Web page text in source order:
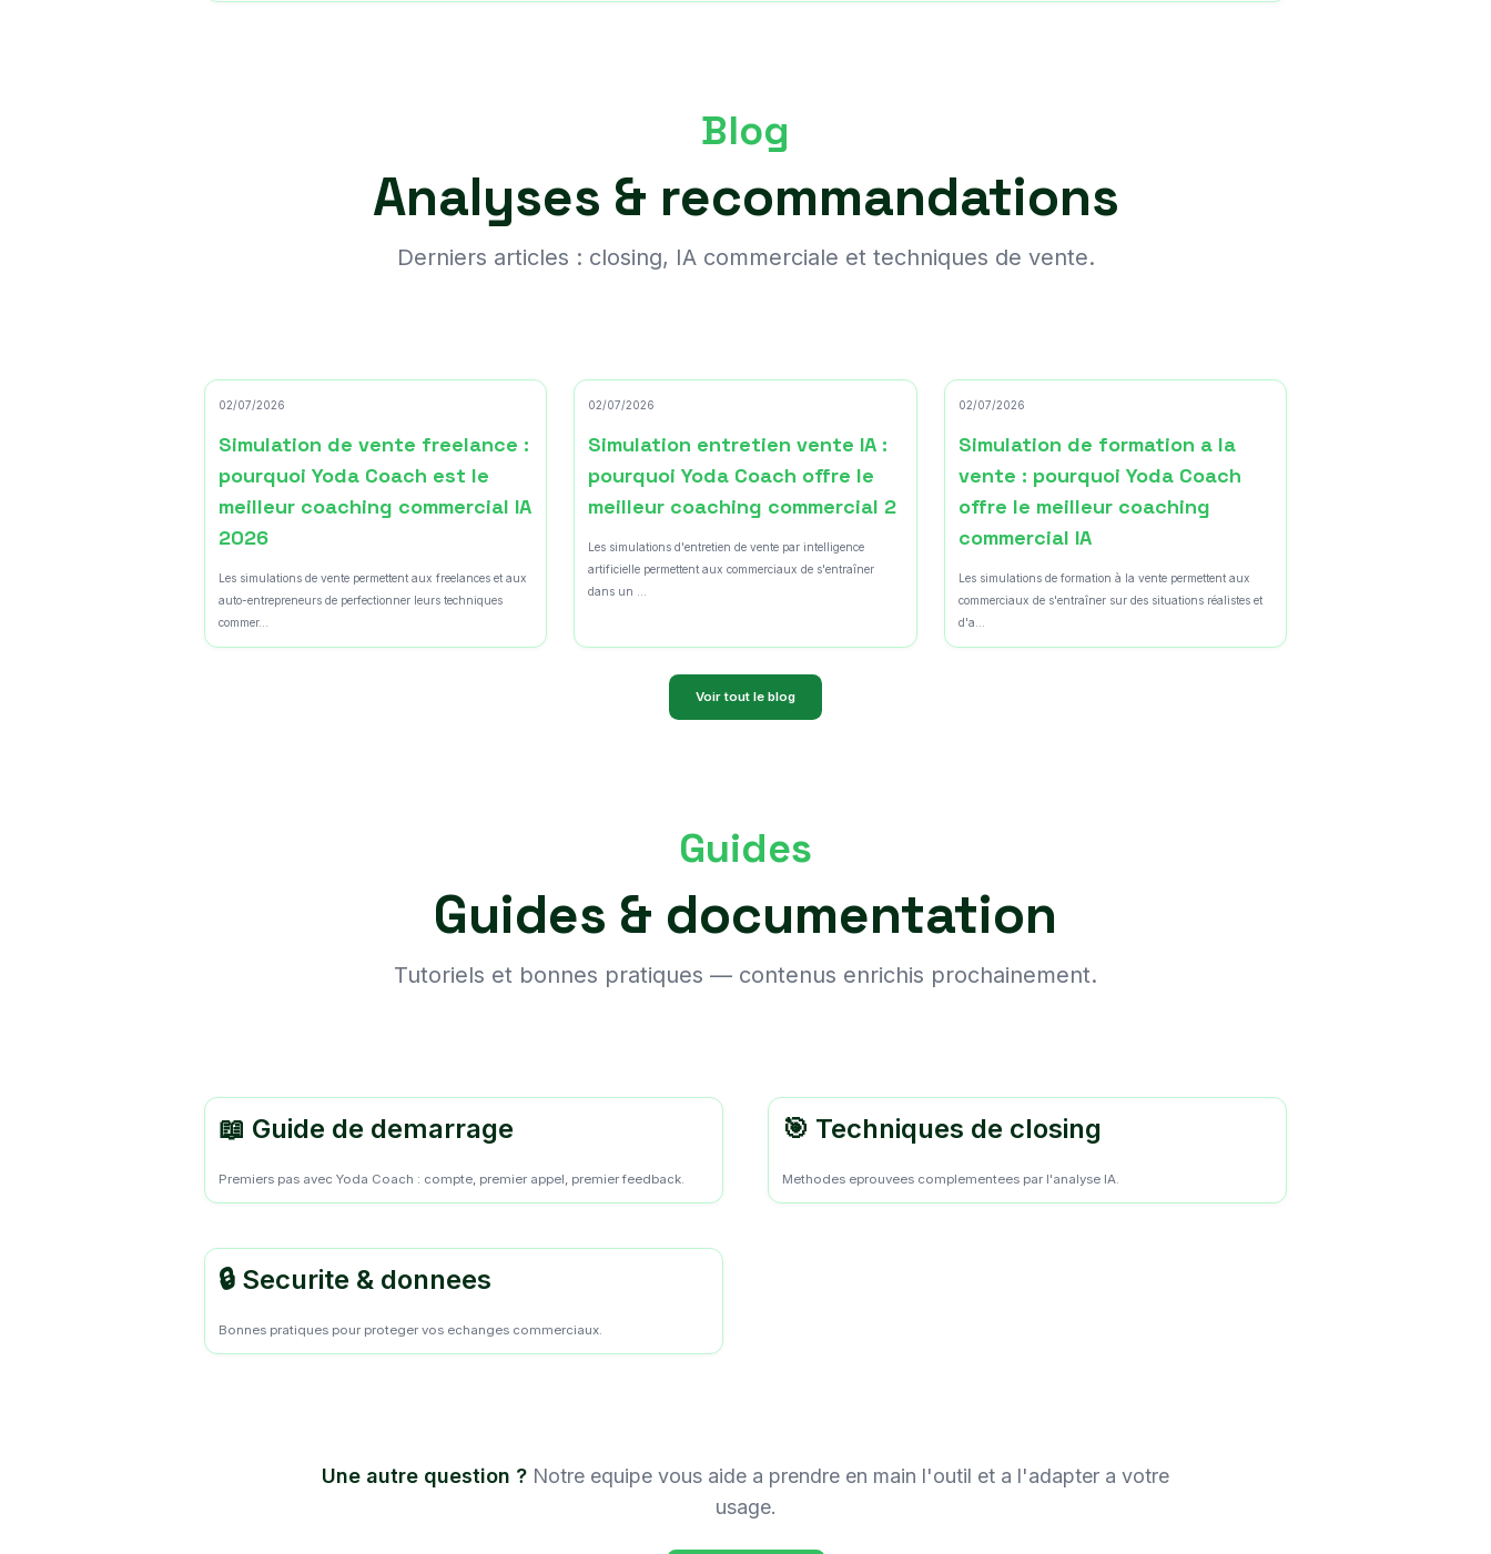
Blog
Analyses & recommandations
Derniers articles : closing, IA commerciale et techniques de vente.
02/07/2026
Simulation de vente freelance :
pourquoi Yoda Coach est le
meilleur coaching commercial IA
2026
Les simulations de vente permettent aux freelances et aux
auto-entrepreneurs de perfectionner leurs techniques
commer...
02/07/2026
Simulation entretien vente IA :
pourquoi Yoda Coach offre le
meilleur coaching commercial 2
Les simulations d'entretien de vente par intelligence
artificielle permettent aux commerciaux de s'entraîner
dans un ...
02/07/2026
Simulation de formation a la
vente : pourquoi Yoda Coach
offre le meilleur coaching
commercial IA
Les simulations de formation à la vente permettent aux
commerciaux de s'entraîner sur des situations réalistes et
d'a...
Voir tout le blog
Guides
Guides & documentation
Tutoriels et bonnes pratiques — contenus enrichis prochainement.
📖 Guide de demarrage
Premiers pas avec Yoda Coach : compte, premier appel, premier feedback.
🎯 Techniques de closing
Methodes eprouvees complementees par l'analyse IA.
🔒 Securite & donnees
Bonnes pratiques pour proteger vos echanges commerciaux.
Une autre question ? Notre equipe vous aide a prendre en main l'outil et a l'adapter a votre
usage.